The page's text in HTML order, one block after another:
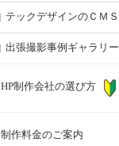
テックデザインのＣＭＳ
出張撮影事例ギャラリー
HP制作会社の選び方
制作料金のご案内